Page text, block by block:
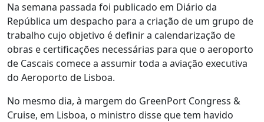
Na semana passada foi publicado em Diário da
República um despacho para a criação de um grupo de
trabalho cujo objetivo é definir a calendarização de
obras e certificações necessárias para que o aeroporto
de Cascais comece a assumir toda a aviação executiva
do Aeroporto de Lisboa.
No mesmo dia, à margem do GreenPort Congress &
Cruise, em Lisboa, o ministro disse que tem havido